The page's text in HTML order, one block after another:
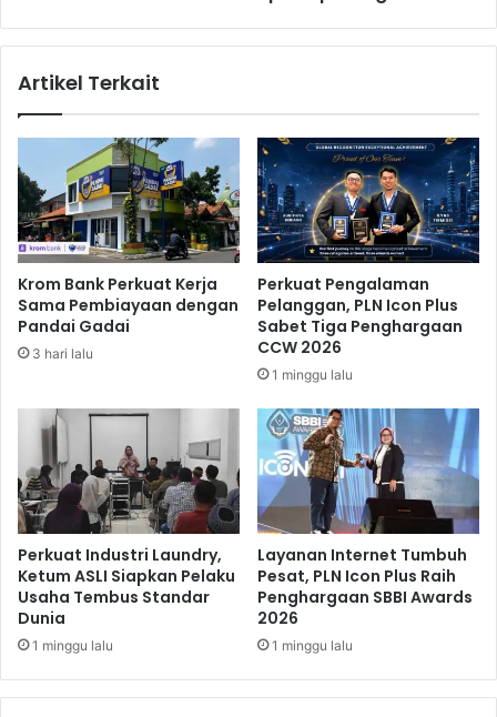
i
T
e
r
b
a
i
k
i
n
r
n
S
p
o
t
i
g
Artikel Terkait
Krom Bank Perkuat Kerja
Sama Pembiayaan dengan
Pandai Gadai
3 hari lalu
Perkuat Pengalaman
Pelanggan, PLN Icon Plus
Sabet Tiga Penghargaan
CCW 2026
1 minggu lalu
Perkuat Industri Laundry,
Ketum ASLI Siapkan Pelaku
Usaha Tembus Standar
Dunia
1 minggu lalu
Layanan Internet Tumbuh
Pesat, PLN Icon Plus Raih
Penghargaan SBBI Awards
2026
1 minggu lalu